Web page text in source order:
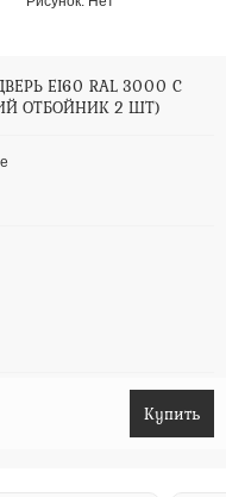
EI60 RAL 3000 С
ОТБОЙНИК 2 ШТ)
Купить